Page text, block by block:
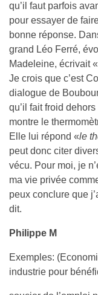
qu’il faut parfois
pour essayer de
bonne réponse.
grand Léo Ferré,
Madeleine, écrivait
Je crois que c’est
dialogue de
qu’il fait froid
montre le
Elle lui répond «le
peut donc citer
vécu. Pour moi, je
ma vie privée
peux conclure que
dit.
Philippe M
Exemples:
industrie pour